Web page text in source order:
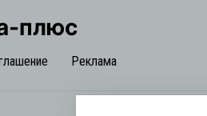
плюс
Реклама